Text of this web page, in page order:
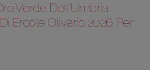
Verde Dell’Umbria
Ercole Olivario 2026 Per